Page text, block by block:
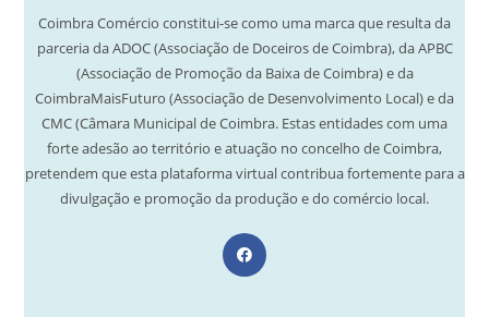
Coimbra Comércio constitui-se como uma marca que resulta da
parceria da ADOC (Associação de Doceiros de Coimbra), da APBC
(Associação de Promoção da Baixa de Coimbra) e da
CoimbraMaisFuturo (Associação de Desenvolvimento Local) e da
CMC (Câmara Municipal de Coimbra. Estas entidades com uma
forte adesão ao território e atuação no concelho de Coimbra,
pretendem que esta plataforma virtual contribua fortemente para a
divulgação e promoção da produção e do comércio local.
Opens